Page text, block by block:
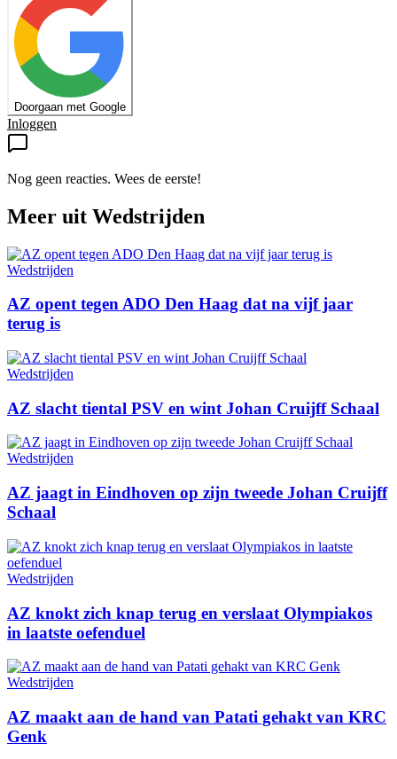
Doorgaan met Google
Inloggen
Nog geen reacties. Wees de eerste!
Meer uit Wedstrijden
Wedstrijden
AZ opent tegen ADO Den Haag dat na vijf jaar
terug is
Wedstrijden
AZ slacht tiental PSV en wint Johan Cruijff Schaal
Wedstrijden
AZ jaagt in Eindhoven op zijn tweede Johan Cruijff
Schaal
Wedstrijden
AZ knokt zich knap terug en verslaat Olympiakos
in laatste oefenduel
Wedstrijden
AZ maakt aan de hand van Patati gehakt van KRC
Genk